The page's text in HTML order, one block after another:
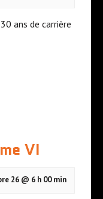
ans de carrière
VI
26 @ 6 h 00 min